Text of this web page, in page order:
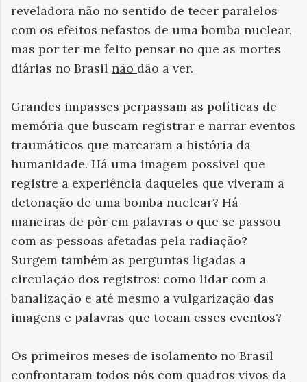
reveladora não no sentido de tecer paralelos
com os efeitos nefastos de uma bomba nuclear,
mas por ter me feito pensar no que as mortes
diárias no Brasil não dão a ver.
Grandes impasses perpassam as políticas de
memória que buscam registrar e narrar eventos
traumáticos que marcaram a história da
humanidade. Há uma imagem possível que
registre a experiência daqueles que viveram a
detonação de uma bomba nuclear? Há
maneiras de pôr em palavras o que se passou
com as pessoas afetadas pela radiação?
Surgem também as perguntas ligadas a
circulação dos registros: como lidar com a
banalização e até mesmo a vulgarização das
imagens e palavras que tocam esses eventos?
Os primeiros meses de isolamento no Brasil
confrontaram todos nós com quadros vivos da